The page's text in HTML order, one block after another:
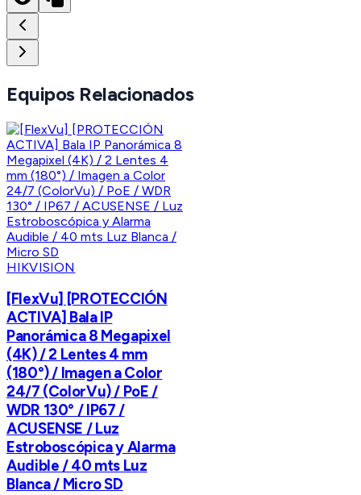
Equipos Relacionados
HIKVISION
[FlexVu] [PROTECCIÓN
ACTIVA] Bala IP
Panorámica 8 Megapixel
(4K) / 2 Lentes 4 mm
(180°) / Imagen a Color
24/7 (ColorVu) / PoE /
WDR 130° / IP67 /
ACUSENSE / Luz
Estroboscópica y Alarma
Audible / 40 mts Luz
Blanca / Micro SD